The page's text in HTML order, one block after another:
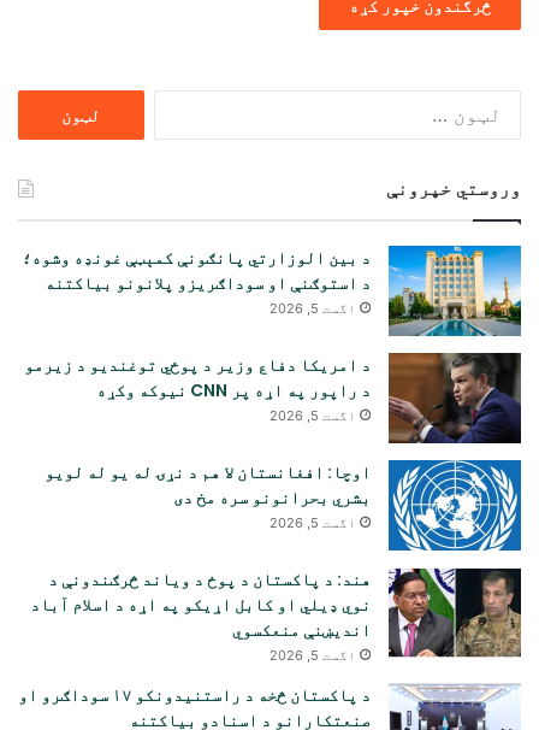
وروستي خپرونې
د بین الوزارتي پانګونې کمېټې غونډه وشوه؛
د استوګنې او سوداګریزو پلانونو بیاکتنه
اگست 5, 2026
د امریکا دفاع وزیر د پوځي توغندیو د زیرمو
د راپور په اړه پر CNN نیوکه وکړه
اگست 5, 2026
اوچا: افغانستان لا هم د نړۍ له یو له لویو
بشري بحرانونو سره مخ دی
اگست 5, 2026
هند: د پاکستان د پوځ د ویاند څرګندونې د
نوي ډیلي او کابل اړیکو په اړه د اسلام آباد
اندیښنې منعکسوي
اگست 5, 2026
د پاکستان څخه د راستنیدونکو ۱۷ سوداګرو او
صنعتکارانو د اسنادو بیاکتنه